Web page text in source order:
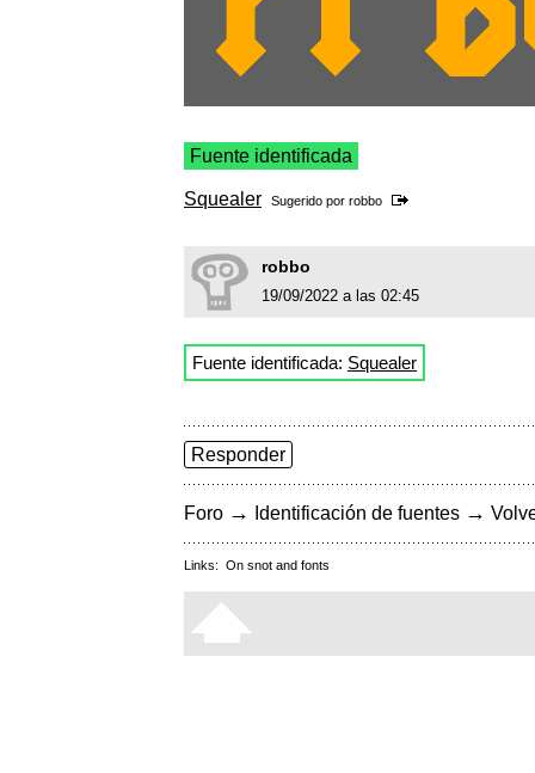
Fuente identificada
Squealer Sugerido por robbo
robbo
19/09/2022 a las 02:45
Fuente identificada: Squealer
Responder
Foro → Identificación de fuentes →
Links: On snot and fonts